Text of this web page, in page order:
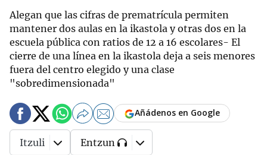
Alegan que las cifras de prematrícula permiten
mantener dos aulas en la ikastola y otras dos en la
escuela pública con ratios de 12 a 16 escolares- El
cierre de una línea en la ikastola deja a seis menores
fuera del centro elegido y una clase
"sobredimensionada"
Añádenos en Google
Itzuli Entzun